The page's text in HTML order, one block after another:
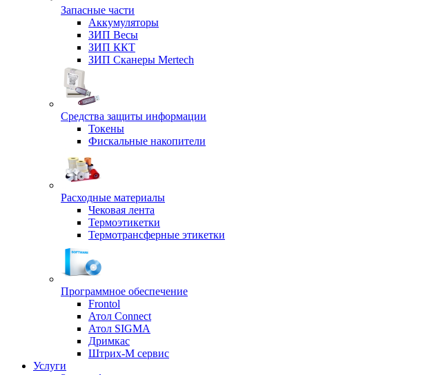
Запасные части
Аккумуляторы
ЗИП Весы
ЗИП ККТ
ЗИП Сканеры Mertech
Средства защиты информации
Токены
Фискальные накопители
Расходные материалы
Чековая лента
Термоэтикетки
Термотрансферные этикетки
Программное обеспечение
Frontol
Атол Connect
Атол SIGMA
Дримкас
Штрих-М сервис
Услуги